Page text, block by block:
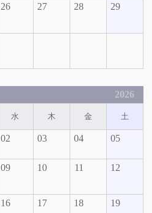
26 27 28 29
2026
水 木 金 土
02 03 04 05
09 10 11 12
16 17 18 19